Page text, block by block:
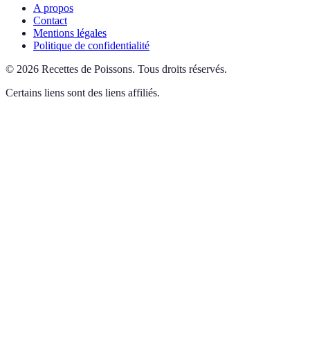
A propos
Contact
Mentions légales
Politique de confidentialité
© 2026 Recettes de Poissons. Tous droits réservés.
Certains liens sont des liens affiliés.